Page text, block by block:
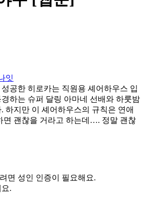
잇
공한 히로카는 직원용 셰어하우스 입
하는 슈퍼 달링 아마네 선배와 하룻밤
하지만 이 셰어하우스의 규칙은 연애
면 괜찮을 거라고 하는데…. 정말 괜찮
면 성인 인증이 필요해요.
.